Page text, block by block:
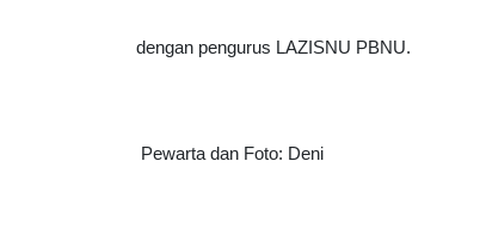
dengan pengurus LAZISNU PBNU.
Pewarta dan Foto: Deni